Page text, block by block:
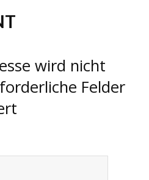
wird nicht
Felder